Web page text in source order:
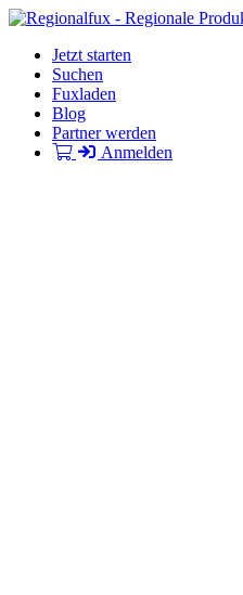
Jetzt starten
Suchen
Fuxladen
Blog
Partner werden
Anmelden